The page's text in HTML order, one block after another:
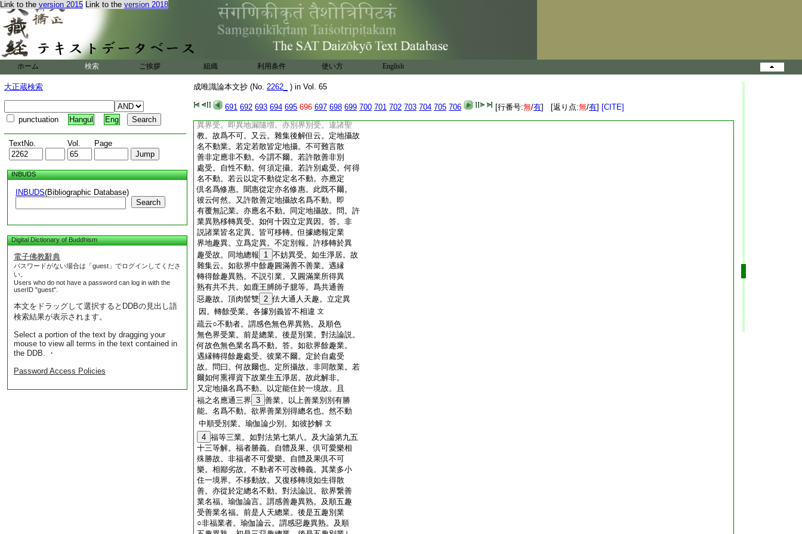
Link to the version 2015 Link to the version 2018
ホーム 検索 ご挨拶 組織 利用条件 使い方 English
大正蔵検索
punctuation Hangul Eng
TextNo. Vol. Page
INBUDS
INBUDS(Bibliographic Database)
Search
Digital Dictionary of Buddhism
電子佛教辭典
パスワードがない場合は「guest」でログインしてくださ
い。
Users who do not have a password can log in with the
userID "guest".
本文をドラッグして選択するとDDBの見出し語
検索結果が表示されます。
Select a portion of the text by dragging your
mouse to view all terms in the text contained in
the DDB. ・
Password Access Policies
成唯識論本文抄 (No. 2262_ ) in Vol. 65
691 692 693 694 695 696 697 698 699 700 701 702 703 704 705 706 [行番号:無/有] [返り点:無/有] [CITE]
定地攝故説爲不動。本疏云
定能住於一境
故。此釋爲勝。西明釋云。雜集初釋就任性業
説。若約 6
勝非無移轉。後説上地散善從定假
名不動。今謂不爾。
7 豈欲界業不遇別縁雖任
性業。亦別趣處受耶。若爾總不定。何得有定
受。又復五趣應無定異因。若爾如何瑜伽雜
集等。倶説定異即各別感五趣因果。若許遇
縁方別趣受。無縁不別。與上阿殊不名不動。
有解釋云。熏禪同地。但非異界地故名不動。
要集云。有解爲勝。今謂不爾。＊豈欲繋業於
異界受。即異地漏隨増。亦別界別受。違諸聖
教。故爲不可。又云。雜集後解但云。定地攝故
名不動業。若定若散皆定地攝。不可難言散
善非定應非不動。今謂不爾。若許散善非別
處受。自性不動。何須定攝。若許別處受。何得
名不動。若云以定不動從定名不動。亦應定
倶名爲修惠。聞惠從定亦名修惠。此既不爾。
彼云何然。又許散善定地攝故名爲不動。即
有覆無記業。亦應名不動。同定地攝故。問。許
業異熟移轉異受。如何十因立定異因。答。非
説諸業皆名定異。皆可移轉。但據總報定業
界地趣異。立爲定異。不定別報。許移轉於異
趣受故。同地總報
1 不妨異受。如生淨居。故
雜集云。如欲界中餘趣圓滿善不善業。遇縁
轉得餘趣異熟。不説引業。又圓滿業所得異
熟有共不共。如鹿王膊師子臆等。爲共通善
惡趣故。頂肉髻雙 2 佉大通人天趣。立定異
因。轉餘受業。各據別義皆不相違 文
疏云○不動者。謂感色無色界異熟。及順色
無色界受業。前是總業。後是別業。對法論説。
何故色無色業名爲不動。答。如欲界餘趣業。
遇縁轉得餘趣處受。彼業不爾。定於自處受
故。問曰。何故爾也。定所攝故。非同散業。若
爾如何熏禪資下故業生五淨居。故此解非。
又定地攝名爲不動。以定能住於一境故。且
福之名應通三界 3 善業。以上善業別別有勝
能。名爲不動。欲界善業別得總名也。然不動
中順受別業。瑜伽論少別。如彼抄解 文
4 福等三業。如對法第七第八。及大論第九五
十三等解。福者勝義。自體及果。倶可愛樂相
殊勝故。非福者不可愛樂。自體及果倶不可
樂。相鄙劣故。不動者不可改轉義。其業多小
住一境界。不移動故。又復移轉境如生得散
善。亦從於定總名不動。對法論説。欲界繋善
業名福。瑜伽論言。謂感善趣異熟。及順五趣
受善業名福。前是人天總業。後是五趣別業
○非福業者。瑜伽論云。謂感惡趣異熟。及順